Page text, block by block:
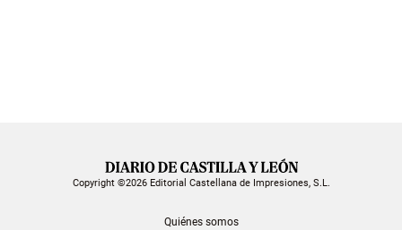
Copyright ©2026 Editorial Castellana de Impresiones, S.L.
Quiénes somos